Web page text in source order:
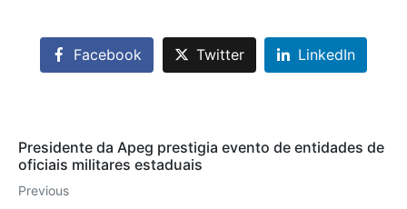
Facebook Twitter LinkedIn
Presidente da Apeg prestigia evento de entidades de
oficiais militares estaduais
Previous